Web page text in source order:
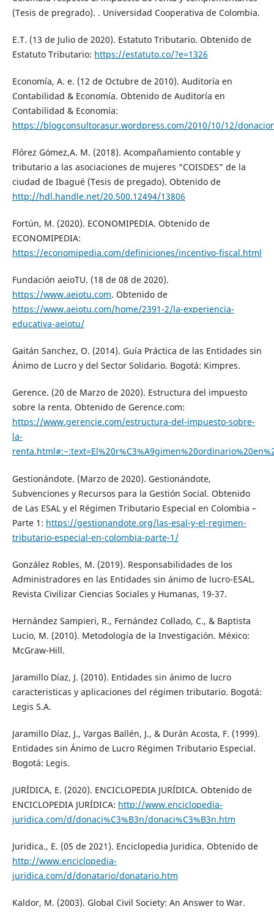
(Tesis de pregrado). . Universidad Cooperativa de Colombia.
E.T. (13 de Julio de 2020). Estatuto Tributario. Obtenido de
Estatuto Tributario: https://estatuto.co/?e=1326
Economía, A. e. (12 de Octubre de 2010). Auditoría en
Contabilidad & Economía. Obtenido de Auditoría en
Contabilidad & Economía:
https://blogconsultorasur.wordpress.com/2010/10/12/
Flórez Gómez,A. M. (2018). Acompañamiento contable y
tributario a las asociaciones de mujeres “COISDES” de la
ciudad de Ibagué (Tesis de pregado). Obtenido de
http://hdl.handle.net/20.500.12494/13806
Fortún, M. (2020). ECONOMIPEDIA. Obtenido de
ECONOMIPEDIA:
https://economipedia.com/definiciones/incentivo-fiscal.html
Fundación aeioTU. (18 de 08 de 2020).
https://www.aeiotu.com. Obtenido de
https://www.aeiotu.com/home/2391-2/la-experiencia-
educativa-aeiotu/
Gaitán Sanchez, O. (2014). Guía Práctica de las Entidades sin
Ánimo de Lucro y del Sector Solidario. Bogotá: Kimpres.
Gerence. (20 de Marzo de 2020). Estructura del impuesto
sobre la renta. Obtenido de Gerence.com:
https://www.gerencie.com/estructura-del-impuesto-sobre-
la-
Gestionándote. (Marzo de 2020). Gestionándote,
Subvenciones y Recursos para la Gestión Social. Obtenido
de Las ESAL y el Régimen Tributario Especial en Colombia –
Parte 1: https://gestionandote.org/las-esal-y-el-regimen-
tributario-especial-en-colombia-parte-1/
González Robles, M. (2019). Responsabilidades de los
Administradores en las Entidades sin ánimo de lucro-ESAL.
Revista Civilizar Ciencias Sociales y Humanas, 19-37.
Hernández Sampieri, R., Fernández Collado, C., & Baptista
Lucio, M. (2010). Metodología de la Investigación. México:
McGraw-Hill.
Jaramillo Díaz, J. (2010). Entidades sin ánimo de lucro
caracteristicas y aplicaciones del régimen tributario. Bogotá:
Legis S.A.
Jaramillo Díaz, J., Vargas Ballén, J., & Durán Acosta, F. (1999).
Entidades sin Ánimo de Lucro Régimen Tributario Especial.
Bogotá: Legis.
JURÍDICA, E. (2020). ENCICLOPEDIA JURÍDICA. Obtenido de
ENCICLOPEDIA JURÍDICA: http://www.enciclopedia-
juridica.com/d/donaci%C3%B3n/donaci%C3%B3n.htm
Juridica., E. (05 de 2021). Enciclopedia Juridica. Obtenido de
http://www.enciclopedia-
juridica.com/d/donatario/donatario.htm
Kaldor, M. (2003). Global Civil Society: An Answer to War.